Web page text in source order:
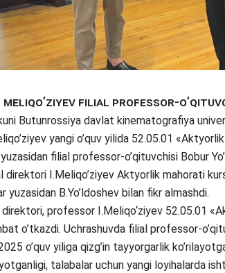
Meliqo’ziyev filial professor-
Butunrossiya davlat kinematografiya
yangi o’quv yilida 52.05.01 «Aktyorlik
filial professor-o’qituvchisi Bobur
I.Meliqo’ziyev Aktyorlik mahorati
yuzasidan B.Yo’ldoshev bilan fikr almashdi.
professor I.Meliqo‘ziyev 52.05.01
o’tkazdi. Uchrashuvda filial professor-
o’quv yiliga qizg’in tayyorgarlik
talabalar uchun yangi loyihalarda